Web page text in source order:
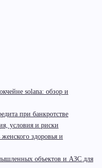
solana: обзор и
при банкротстве
условия и риски
здоровья и
объектов и АЗС для